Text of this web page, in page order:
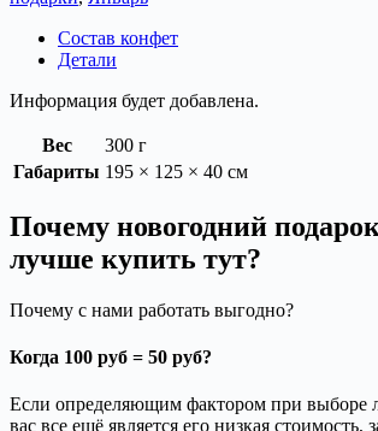
Состав конфет
Детали
Информация будет добавлена.
Вес
300 г
Габариты 195 × 125 × 40 см
Почему новогодний
лучше купить тут?
Почему с нами работать выгодно?
Когда 100 руб = 50 руб?
Если определяющим фактором при выборе
вас все ещё является его низкая стоимость,